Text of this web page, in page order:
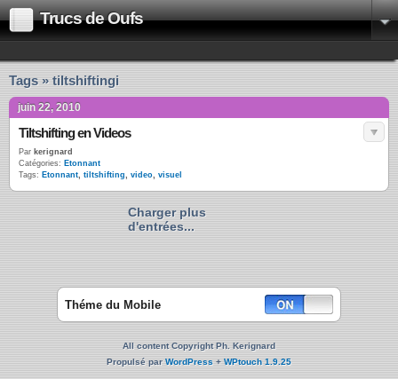
Trucs de Oufs
Tags » tiltshiftingi
juin 22, 2010
Tiltshifting en Videos
Par kerignard
Catégories: Etonnant
Tags: Etonnant, tiltshifting, video, visuel
Charger plus
d'entrées...
Théme du Mobile
All content Copyright Ph. Kerignard
Propulsé parWordPress +WPtouch 1.9.25